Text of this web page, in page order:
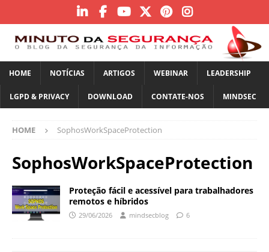
HOME NOTÍCIAS ARTIGOS WEBINAR LEADERSHIP
LGPD & PRIVACY DOWNLOAD CONTATE-NOS MINDSEC
HOME SophosWorkSpaceProtection
SophosWorkSpaceProtection
Proteção fácil e acessível para trabalhadores
remotos e híbridos
29/06/2026 mindsecblog 6